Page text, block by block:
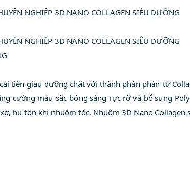
NGHIỆP 3D NANO COLLAGEN SIÊU DƯỠNG
NGHIỆP 3D NANO COLLAGEN SIÊU DƯỠNG
tiến giàu dưỡng chất với thành phần phân tử
cường màu sắc bóng sáng rực rỡ và bổ sung
hư tổn khi nhuộm tóc. Nhuộm 3D Nano